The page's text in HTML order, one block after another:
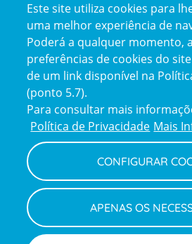
certification2
Reclamações
e
elogios
Policy
Política de Privacidade
Declaração de
Canal de Denúncias
Este site utiliza cookies para
uma melhor experiência de
Poderá a qualquer momento,
preferências de cookies do
de um link disponível na
(ponto 5.7).
Para consultar mais
Política de Privacidade Mais
CONFIGURAR
APENAS OS